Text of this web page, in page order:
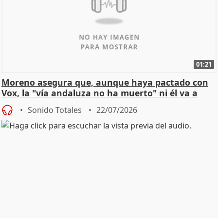
01:21
Moreno asegura que, aunque haya pactado con
Vox, la "vía andaluza no ha muerto" ni él va a
"cambiar"
Sonido Totales 22/07/2026